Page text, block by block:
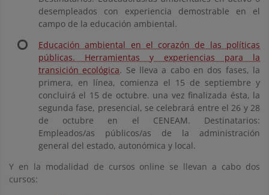
desempleados con experiencia demostrable en el
campo de la educación ambiental.
Educación ambiental en el corazón de las políticas
públicas. Herramientas y experiencias para la
transición ecológica. Se lleva a cabo en dos fases, la
primera, en línea, comienza el 15 de septiembre y
concluirá el 15 de octubre. una vez finalizada ésta, la
segunda fase, presencial, se celebrará entre el 26 y 28
de octubre en el CENEAM. Destinatarios:
Empleados/as públicos/as de la administración
general del estado, autonómica y local.
Y en la modalidad de cursos online se llevan a cabo dos
cursos: